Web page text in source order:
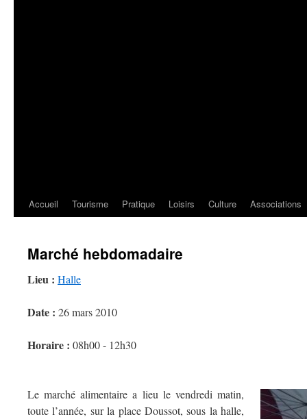
Accueil Tourisme Pratique Loisirs Culture Associations
Marché hebdomadaire
Lieu : Halle
Date : 26 mars 2010
Horaire : 08h00 - 12h30
Le marché alimentaire a lieu le vendredi matin,
toute l’année, sur la place Doussot, sous la halle,